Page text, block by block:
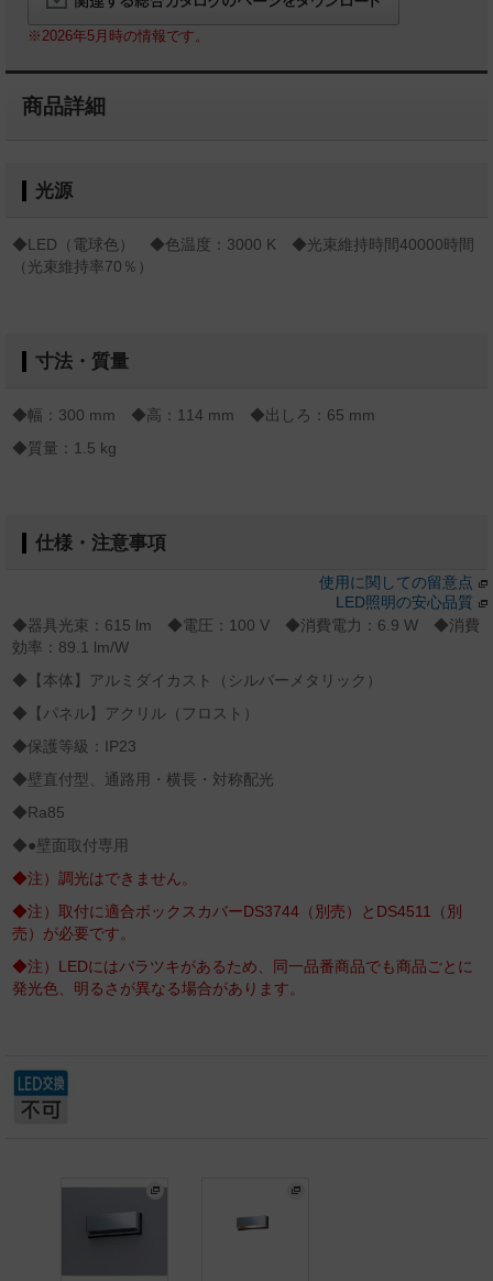
※2026年5月時の情報です。
商品詳細
光源
◆LED（電球色） ◆色温度：3000 K ◆光束維持時間40000時間
（光束維持率70％）
寸法・質量
◆幅：300 mm ◆高：114 mm ◆出しろ：65 mm
◆質量：1.5 kg
仕様・注意事項
使用に関しての留意点
LED照明の安心品質
◆器具光束：615 lm ◆電圧：100 V ◆消費電力：6.9 W ◆消費
効率：89.1 lm/W
◆【本体】アルミダイカスト（シルバーメタリック）
◆【パネル】アクリル（フロスト）
◆保護等級：IP23
◆壁直付型、通路用・横長・対称配光
◆Ra85
◆●壁面取付専用
◆注）調光はできません。
◆注）取付に適合ボックスカバーDS3744（別売）とDS4511（別
売）が必要です。
◆注）LEDにはバラツキがあるため、同一品番商品でも商品ごとに
発光色、明るさが異なる場合があります。